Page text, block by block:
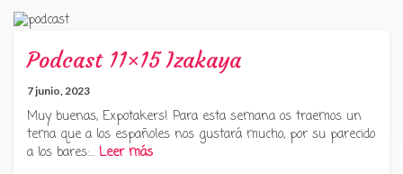
Podcast 11×15 Izakaya
7 junio, 2023
Muy buenas, Expotakers! Para esta semana os traemos un
tema que a los españoles nos gustará mucho, por su parecido
a los bares:… Leer más